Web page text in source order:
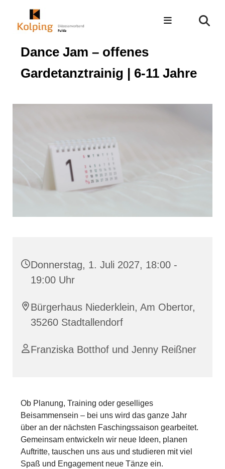
Dance Jam – offenes
Gardetanztrainig | 6-11 Jahre
Donnerstag, 1. Juli 2027, 18:00 -
19:00 Uhr
Bürgerhaus Niederklein, Am Obertor,
35260 Stadtallendorf
Franziska Botthof und Jenny Reißner
Ob Planung, Training oder geselliges
Beisammensein – bei uns wird das ganze Jahr
über an der nächsten Faschingssaison gearbeitet.
Gemeinsam entwickeln wir neue Ideen, planen
Auftritte, tauschen uns aus und studieren mit viel
Spaß und Engagement neue Tänze ein.